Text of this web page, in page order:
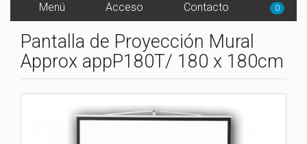
Menú Acceso Contacto 0
Pantalla de Proyección Mural
Approx appP180T/ 180 x 180cm